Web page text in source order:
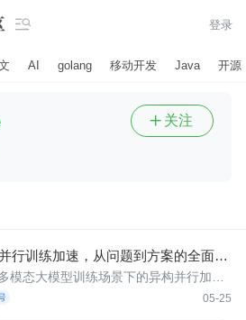
 登录
AI golang 移动开发 Java 开源
 关注
行训练加速，从问题到方案的全面解
05-25
态大模型训练场景下的异构并行加速
DP 和全分离并行三级递进策略，以及与